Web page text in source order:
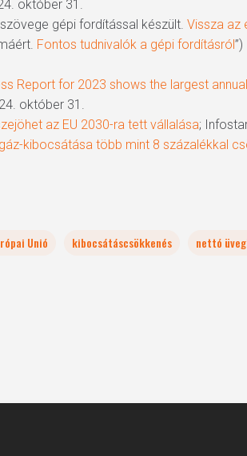
október 31.
gépi fordítással készült. Vissza az
Fontos tudnivalók a gépi fordításról”)
Report for 2023 shows the largest
október 31.
az EU 2030-ra tett vállalása;
kibocsátása több mint 8 százalékkal
Unió kibocsátáscsökkenés nettó